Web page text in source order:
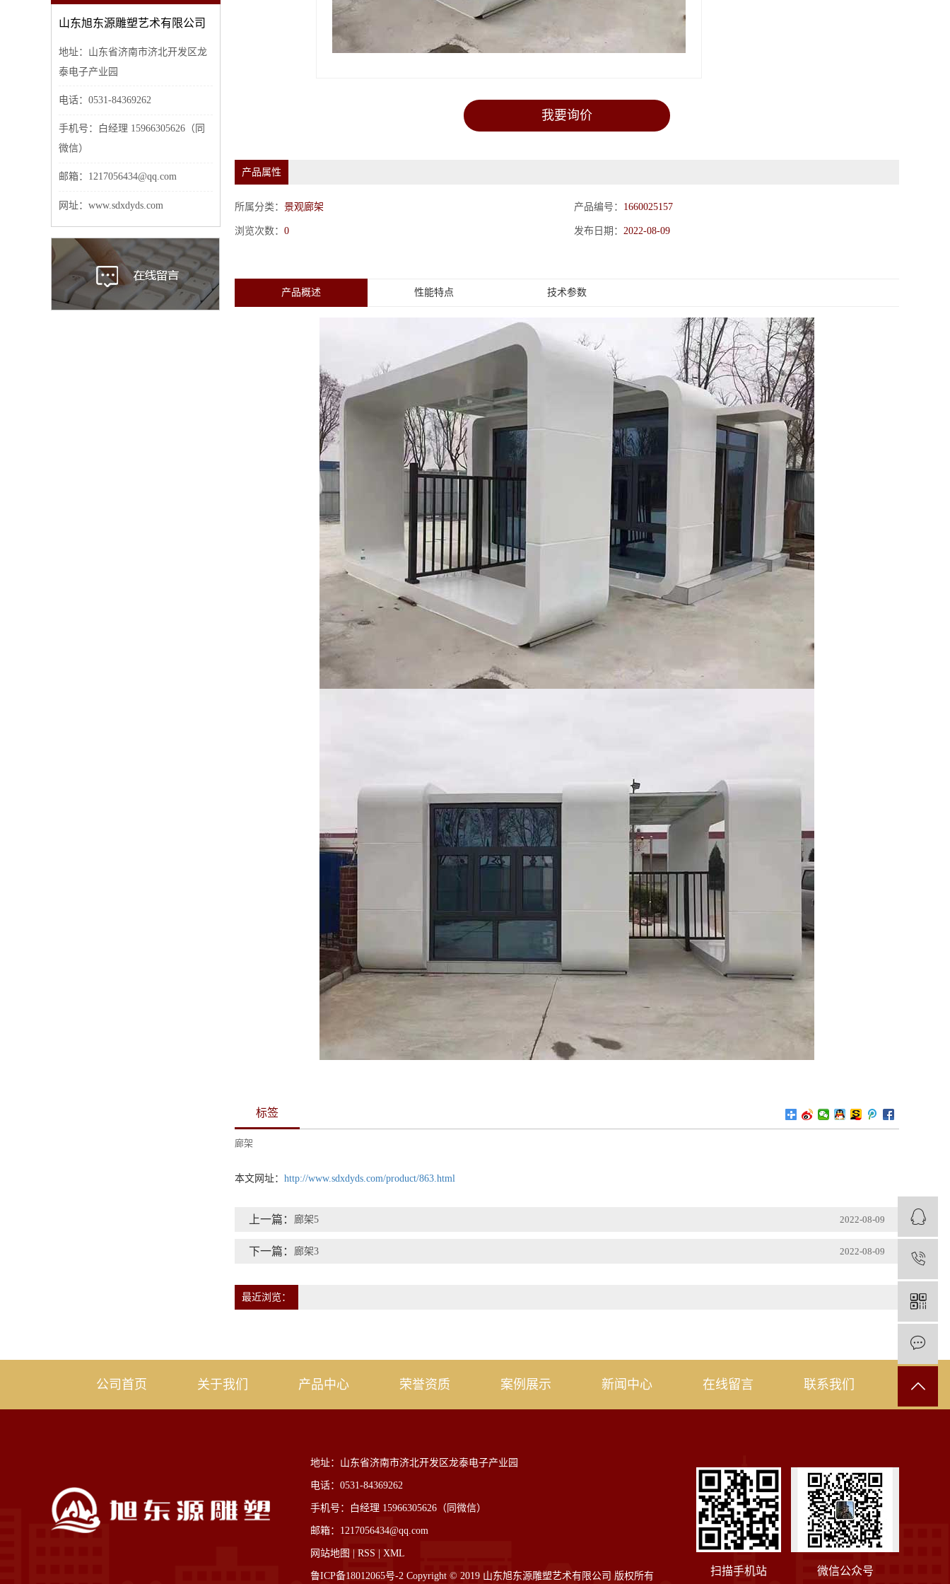
山东旭东源雕塑艺术有限公司
地址：山东省济南市济北开发区龙
泰电子产业园
电话：0531-84369262
手机号：白经理 15966305626（同
微信）
邮箱：1217056434@qq.com
网址：www.sdxdyds.com
我要询价
产品属性
所属分类：景观廊架 产品编号： 1660025157
浏览次数：0 发布日期： 2022-08-09
产品概述 性能特点 技术参数
标签
廊架
本文网址： http://www.sdxdyds.com/product/863.html
上一篇： 廊架5 2022-08-09
下一篇： 廊架3 2022-08-09
最近浏览：
公司首页 关于我们 产品中心 荣誉资质 案例展示 新闻中心 在线留言 联系我们
地址：山东省济南市济北开发区龙泰电子产业园
电话：0531-84369262
手机号：白经理 15966305626（同微信）
邮箱：1217056434@qq.com
网站地图 RSS XML
鲁ICP备18012065号-2 Copyright © 2019 山东旭东源雕塑艺术有限公司 版权所有 扫描手机站 微信公众号